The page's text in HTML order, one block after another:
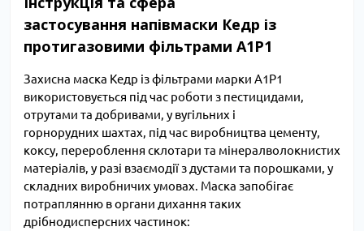
застосування напівмаски Кедр із
протигазовими фільтрами А1Р1
Захисна маска Кедр із фільтрами марки А1Р1
використовується під час роботи з пестицидами,
отрутами та добривами, у вугільних і
горнорудних шахтах, під час виробництва цементу,
коксу, перероблення склотари та мінералволокнистих
матеріалів, у разі взаємодії з дустами та порошками, у
складних виробничих умовах. Маска запобігає
потраплянню в органи дихання таких
дрібнодисперсних частинок: